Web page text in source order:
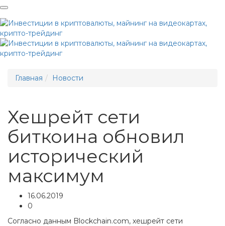
Главная Новости
Хешрейт сети
биткоина обновил
исторический
максимум
16.06.2019
0
Согласно данным Blockchain.com, хешрейт сети